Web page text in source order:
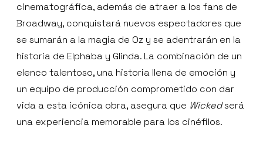
cinematográfica, además de atraer a los fans de
Broadway, conquistará nuevos espectadores que
se sumarán a la magia de Oz y se adentrarán en la
historia de Elphaba y Glinda. La combinación de un
elenco talentoso, una historia llena de emoción y
un equipo de producción comprometido con dar
vida a esta icónica obra, asegura que Wickedserá
una experiencia memorable para los cinéfilos.